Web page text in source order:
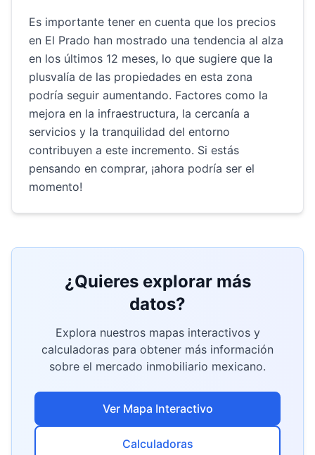
Es importante tener en cuenta que los precios
en El Prado han mostrado una tendencia al alza
en los últimos 12 meses, lo que sugiere que la
plusvalía de las propiedades en esta zona
podría seguir aumentando. Factores como la
mejora en la infraestructura, la cercanía a
servicios y la tranquilidad del entorno
contribuyen a este incremento. Si estás
pensando en comprar, ¡ahora podría ser el
momento!
¿Quieres explorar más
datos?
Explora nuestros mapas interactivos y
calculadoras para obtener más información
sobre el mercado inmobiliario mexicano.
Ver Mapa Interactivo
Calculadoras